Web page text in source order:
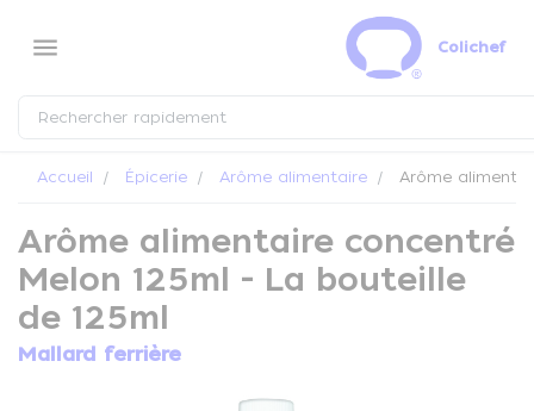
menu Colichef
Accueil Épicerie Arôme alimentaire Arôme
Arôme alimentaire concentré
Melon 125ml - La bouteille
de 125ml
Mallard ferrière